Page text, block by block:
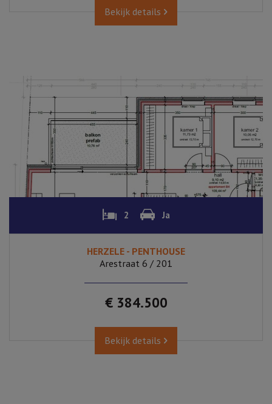
Bekijk details
2 Ja
HERZELE - PENTHOUSE
Arestraat 6 / 201
€ 384.500
Bekijk details